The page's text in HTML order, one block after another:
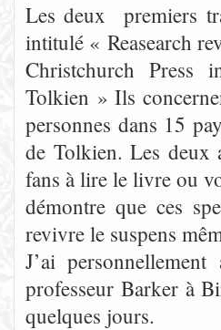
Les deux premiers
intitulé « Reasearch
Christchurch
Tolkien » Ils
personnes dans 15
de Tolkien. Les deux
fans à lire le livre ou
démontre que ces
revivre le suspens
J’ai
professeur Barker à
quelques jours.